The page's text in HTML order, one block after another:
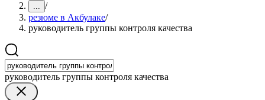
... /
резюме в Акбулаке/
руководитель группы контроля качества
руководитель группы контроля качества